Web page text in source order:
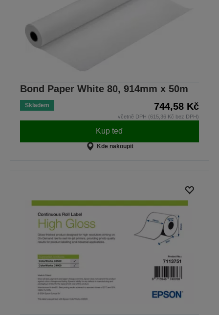
Bond Paper White 80, 914mm x 50m
Skladem 744,58 Kč
včetně DPH (615,36 Kč bez DPH)
Kup teď
Kde nakoupit